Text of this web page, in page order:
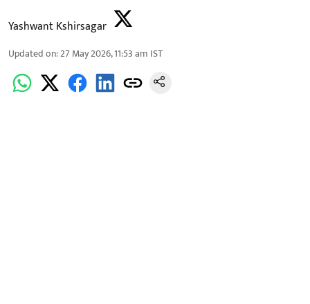
Yashwant Kshirsagar
Updated on:27 May 2026, 11:53 am IST